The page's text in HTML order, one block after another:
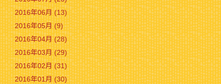
2016年06月 (13)
2016年05月 (9)
2016年04月 (28)
2016年03月 (29)
2016年02月 (31)
2016年01月 (30)